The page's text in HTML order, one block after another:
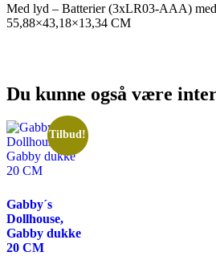
Med lyd – Batterier (3xLR03-AAA)
55,88×43,18×13,34 CM
Du kunne også være
Tilbud!
Gabby´s
Dollhouse,
Gabby dukke
20 CM